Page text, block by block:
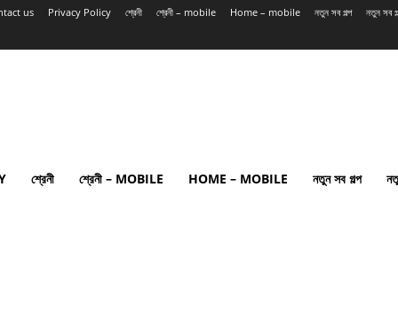
us Privacy Policy শ্রেনী শ্রেনী – mobile Home – mobile নতুন সব গল্প নতুন সব
শ্রেনী শ্রেনী – MOBILE HOME – MOBILE নতুন সব গল্প